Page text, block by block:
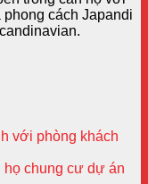
cách Japandi
với phòng khách
họ chung cư dự án